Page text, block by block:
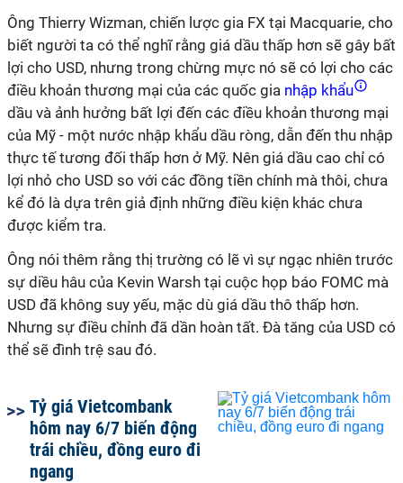
Ông Thierry Wizman, chiến lược gia FX tại Macquarie, cho
biết người ta có thể nghĩ rằng giá dầu thấp hơn sẽ gây bất
lợi cho USD, nhưng trong chừng mực nó sẽ có lợi cho các
điều khoản thương mại của các quốc gia nhập khẩu
dầu và ảnh hưởng bất lợi đến các điều khoản thương mại
của Mỹ - một nước nhập khẩu dầu ròng, dẫn đến thu nhập
thực tế tương đối thấp hơn ở Mỹ. Nên giá dầu cao chỉ có
lợi nhỏ cho USD so với các đồng tiền chính mà thôi, chưa
kể đó là dựa trên giả định những điều kiện khác chưa
được kiểm tra.
Ông nói thêm rằng thị trường có lẽ vì sự ngạc nhiên trước
sự diều hâu của Kevin Warsh tại cuộc họp báo FOMC mà
USD đã không suy yếu, mặc dù giá dầu thô thấp hơn.
Nhưng sự điều chỉnh đã dần hoàn tất. Đà tăng của USD có
thể sẽ đình trệ sau đó.
Tỷ giá Vietcombank
hôm nay 6/7 biến động
trái chiều, đồng euro đi
ngang